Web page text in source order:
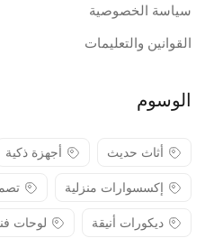
سياسة الخصوصية
القوانين والتعليمات
الوسوم
أثاث حديث أجهزة ذكية
إكسسوارات منزلية
ديكورات أنيقة
لوحات